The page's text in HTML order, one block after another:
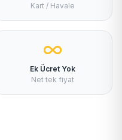
Kart / Havale
Ek Ücret Yok
Net tek fiyat